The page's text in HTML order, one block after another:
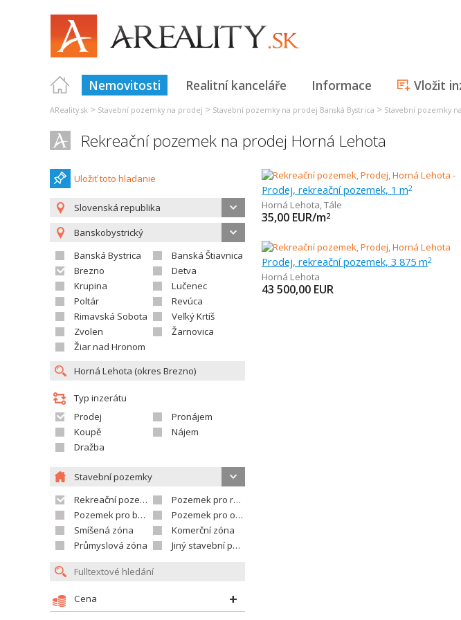
Nemovitosti Realitní kanceláře Informace Vložit
AReality.sk > Stavební pozemky na prodej > Stavební pozemky na prodej Banská Bystrica > Stavební pozemky
Rekreační pozemek na prodej Horná Lehota
Uložiť toto hladanie
Slovenská republika
Banskobystrický
Banská Bystrica
Banská Štiavnica
Brezno
Detva
Krupina
Lučenec
Poltár
Revúca
Rimavská Sobota
Veľký Krtíš
Zvolen
Žarnovica
Žiar nad Hronom
Typ inzerátu
Prodej
Pronájem
Koupě
Nájem
Dražba
Stavební pozemky
Rekreační pozemek
Pozemek pro rodinné domy
Pozemek pro bytovou výstavbu
Pozemek pro občanskou vybavenost
Smíšená zóna
Komerční zóna
Průmyslová zóna
Jiný stavební pozemek
Cena
Prodej, rekreační pozemek, 1 m2
Horná Lehota,Tále
35,00 EUR/m2
Prodej, rekreační pozemek, 3 875 m2
Horná Lehota
43 500,00 EUR